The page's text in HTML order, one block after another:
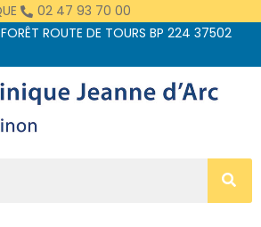
02 47 93 70 00
ROUTE DE TOURS BP 224 37502